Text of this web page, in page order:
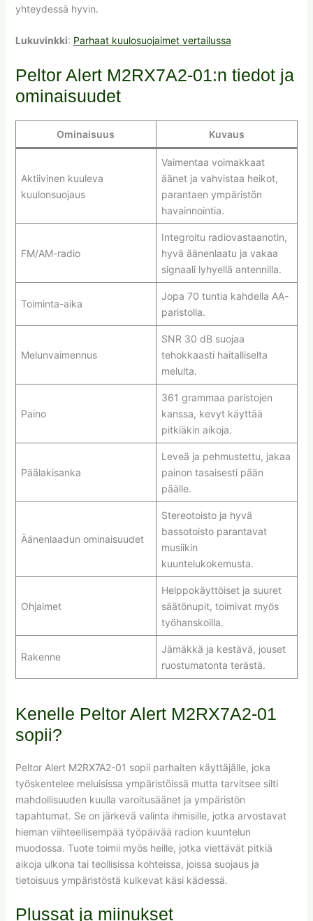
yhteydessä hyvin.
Lukuvinkki: Parhaat kuulosuojaimet vertailussa
Peltor Alert M2RX7A2-01:n tiedot ja
ominaisuudet
Ominaisuus Kuvaus
Aktiivinen kuuleva
kuulonsuojaus
Vaimentaa voimakkaat
äänet ja vahvistaa heikot,
parantaen ympäristön
havainnointia.
FM/AM-radio
Integroitu radiovastaanotin,
hyvä äänenlaatu ja vakaa
signaali lyhyellä antennilla.
Toiminta-aika
Jopa 70 tuntia kahdella AA-
paristolla.
Melunvaimennus
SNR 30 dB suojaa
tehokkaasti haitalliselta
melulta.
Paino
361 grammaa paristojen
kanssa, kevyt käyttää
pitkiäkin aikoja.
Päälakisanka
Leveä ja pehmustettu, jakaa
painon tasaisesti pään
päälle.
Äänenlaadun ominaisuudet
Stereotoisto ja hyvä
bassotoisto parantavat
musiikin
kuuntelukokemusta.
Ohjaimet
Helppokäyttöiset ja suuret
säätönupit, toimivat myös
työhanskoilla.
Rakenne
Jämäkkä ja kestävä, jouset
ruostumatonta terästä.
Kenelle Peltor Alert M2RX7A2-01
sopii?
Peltor Alert M2RX7A2-01 sopii parhaiten käyttäjälle, joka
työskentelee meluisissa ympäristöissä mutta tarvitsee silti
mahdollisuuden kuulla varoitusäänet ja ympäristön
tapahtumat. Se on järkevä valinta ihmisille, jotka arvostavat
hieman viihteellisempää työpäivää radion kuuntelun
muodossa. Tuote toimii myös heille, jotka viettävät pitkiä
aikoja ulkona tai teollisissa kohteissa, joissa suojaus ja
tietoisuus ympäristöstä kulkevat käsi kädessä.
Plussat ja miinukset